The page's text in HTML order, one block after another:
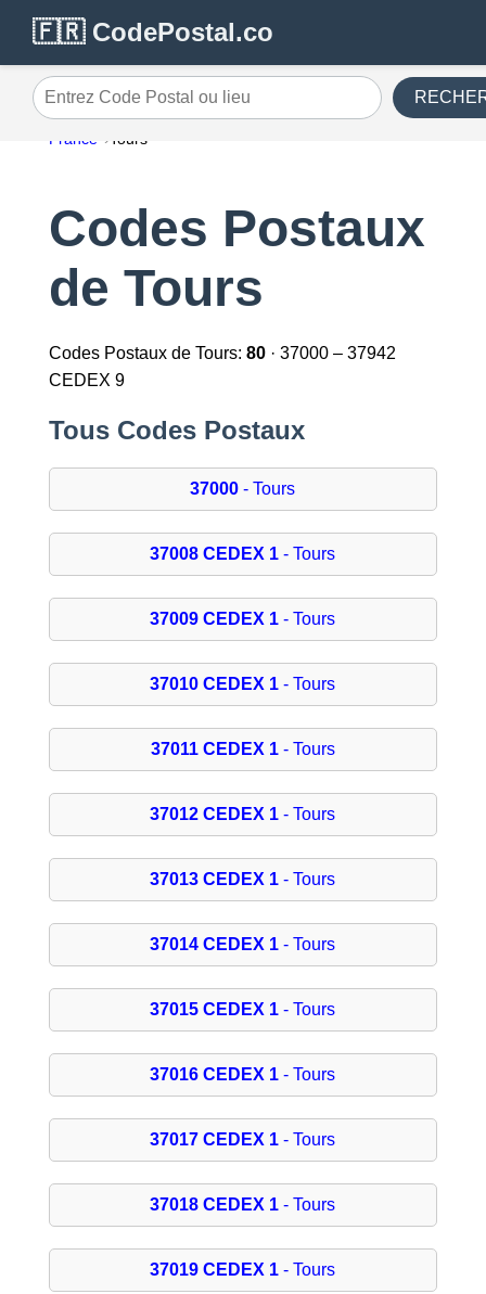
🇫🇷 CodePostal.co
Entrez Code Postal ou lieu
France Tours
Codes Postaux
de Tours
Codes Postaux de Tours: 80· 37000 – 37942
CEDEX 9
Tous Codes Postaux
37000 - Tours
37008 CEDEX 1 - Tours
37009 CEDEX 1 - Tours
37010 CEDEX 1 - Tours
37011 CEDEX 1- Tours
37012 CEDEX 1 - Tours
37013 CEDEX 1 - Tours
37014 CEDEX 1 - Tours
37015 CEDEX 1 - Tours
37016 CEDEX 1 - Tours
37017 CEDEX 1 - Tours
37018 CEDEX 1 - Tours
37019 CEDEX 1 - Tours